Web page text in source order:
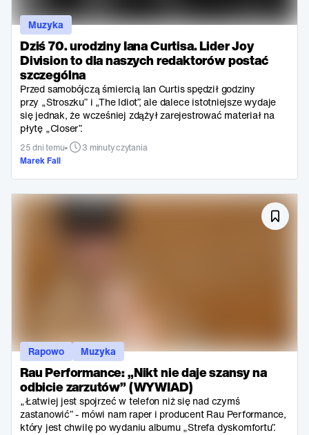
Dziś 70. urodziny Iana Curtisa. Lider Joy
Division to dla naszych redaktorów postać
szczególna
Przed samobójczą śmiercią Ian Curtis spędził godziny
przy „Stroszku” i „The Idiot”, ale dalece istotniejsze wydaje
się jednak, że wcześniej zdążył zarejestrować materiał na
płytę „Closer”.
25 dni temu•
3 minuty czytania
Marek Fall
Muzyka
Rau Performance: „Nikt nie daje szansy na
odbicie zarzutów” (WYWIAD)
„Łatwiej jest spojrzeć w telefon niż się nad czymś
zastanowić” - mówi nam raper i producent Rau Performance,
który jest chwilę po wydaniu albumu „Strefa dyskomfortu”.
Rapowo Muzyka